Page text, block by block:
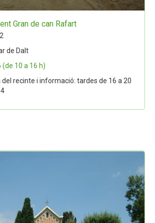
Gran de can Rafart
de Dalt
(de 10 a 16 h)
del recinte i informació: tardes de 16 a 20